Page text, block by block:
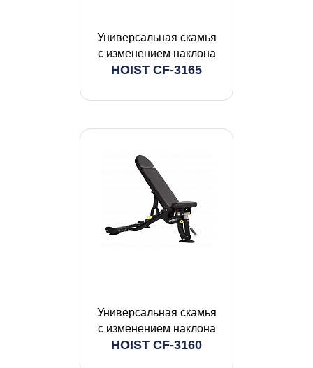
Универсальная скамья
с изменением наклона
HOIST CF-3165
Универсальная скамья
с изменением наклона
HOIST CF-3160